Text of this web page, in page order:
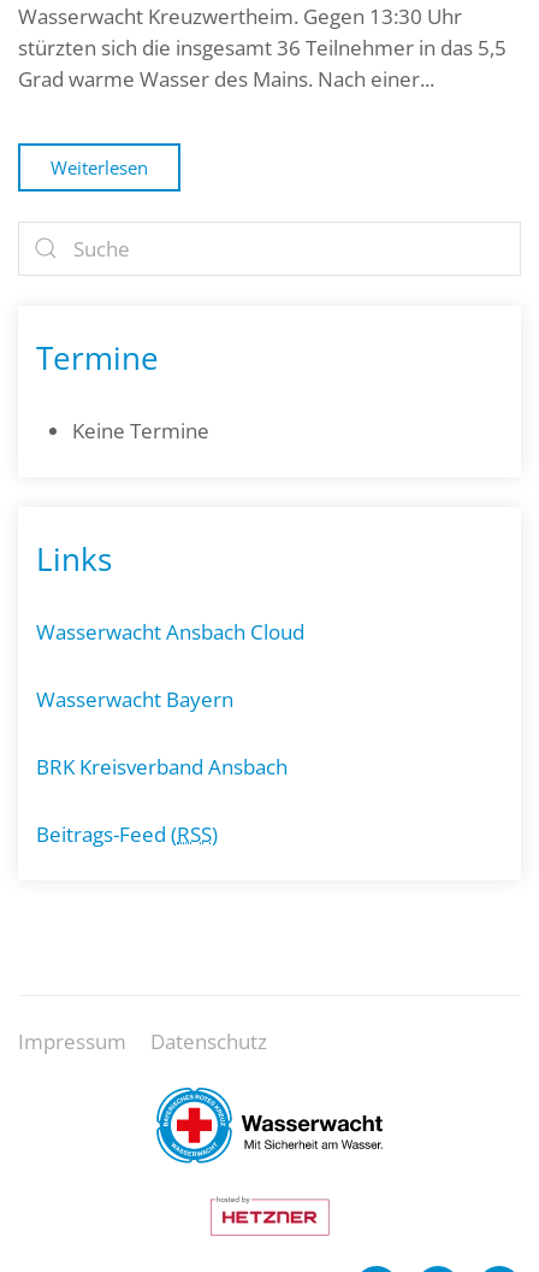
Wasserwacht Kreuzwertheim. Gegen 13:30 Uhr
stürzten sich die insgesamt 36 Teilnehmer in das 5,5
Grad warme Wasser des Mains. Nach einer...
Weiterlesen
Termine
Keine Termine
Links
Wasserwacht Ansbach Cloud
Wasserwacht Bayern
BRK Kreisverband Ansbach
Beitrags-Feed (RSS)
Impressum Datenschutz